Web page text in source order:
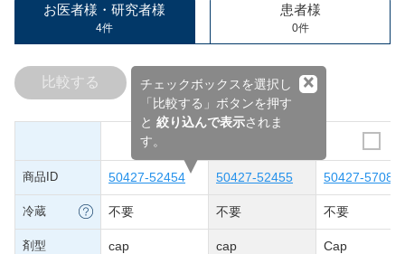
お医者様・研究者様
4件
患者様
0件
チェックボックスを選択し
「比較する」ボタンを押す
と 絞り込んで表示されま
す。
×
比較する
商品ID 50427-52454 50427-52455 50427-57085
冷蔵 不要 不要 不要
剤型 cap cap Cap